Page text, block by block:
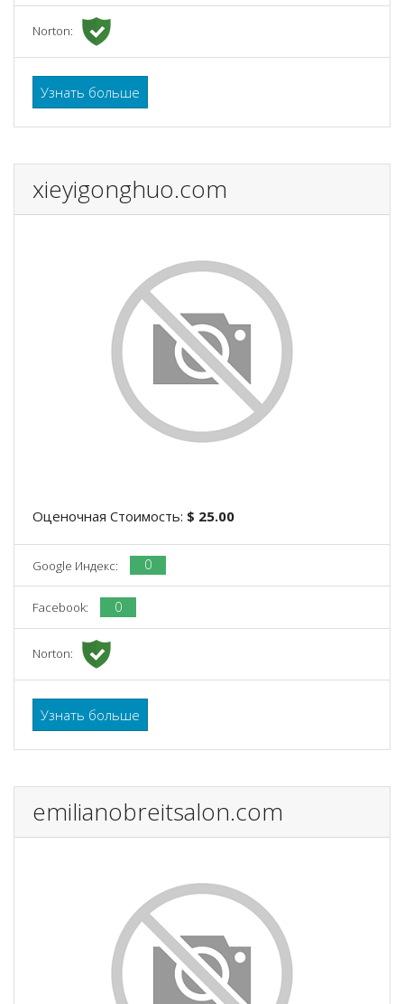
Norton:
Узнать больше
xieyigonghuo.com
Оценочная Стоимость: $ 25.00
Google Индекс: 0
Facebook: 0
Norton:
Узнать больше
emilianobreitsalon.com